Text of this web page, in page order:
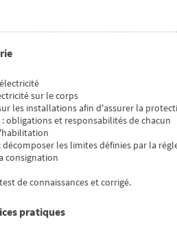
sur le corps
les installations afin d'assurer la
obligations et responsabilités de chacun
décomposer les limites définies par la
consignation
test de connaissances et corrigé.
pratiques